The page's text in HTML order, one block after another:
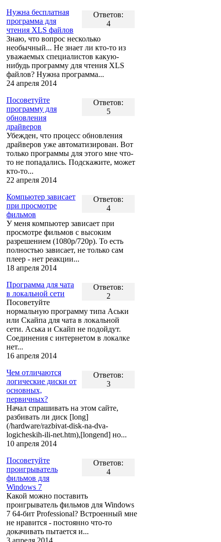
Ответов:
4
Нужна бесплатная
программа для
чтения XLS файлов
Знаю, что вопрос несколько
необычный... Не знает ли кто-то из
уважаемых специалистов какую-
нибудь программу для чтения XLS
файлов? Нужна программа...
24 апреля 2014
Ответов:
5
Посоветуйте
программу для
обновления
драйверов
Убежден, что процесс обновления
драйверов уже автоматизирован. Вот
только программы для этого мне что-
то не попадались. Подскажите, может
кто-то...
22 апреля 2014
Ответов:
4
Компьютер зависает
при просмотре
фильмов
У меня компьютер зависает при
просмотре фильмов с высоким
разрешением (1080p/720p). То есть
полностью зависает, не только сам
плеер - нет реакции...
18 апреля 2014
Ответов:
2
Программа для чата
в локальной сети
Посоветуйте
нормальную программу типа Аськи
или Скайпа для чата в локальной
сети. Аська и Скайп не подойдут.
Соединения с интернетом в локалке
нет...
16 апреля 2014
Ответов:
3
Чем отличаются
логические диски от
основных,
первичных?
Начал спрашивать на этом сайте,
разбивать ли диск [long]
(/hardware/razbivat-disk-na-dva-
logicheskih-ili-net.htm),[longend] но...
10 апреля 2014
Ответов:
4
Посоветуйте
проигрыватель
фильмов для
Windows 7
Какой можно поставить
проигрыватель фильмов для Windows
7 64-бит Professional? Встроенный мне
не нравится - постоянно что-то
докачивать пытается и...
3 апреля 2014